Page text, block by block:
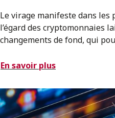
Le virage manifeste dans
l’égard des cryptomonnaies
changements de fond, qui
En savoir plus